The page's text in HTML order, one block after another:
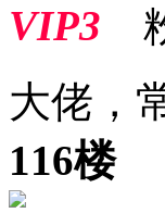
VIP3
大佬，
116楼